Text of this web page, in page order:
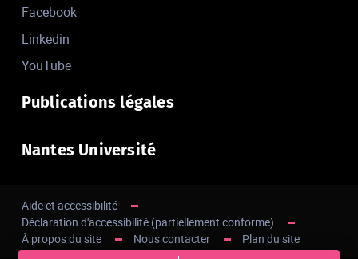
Facebook
Linkedin
YouTube
Publications légales
Nantes Université
Aide et accessibilité
Déclaration d'accessibilité (partiellement conforme)
À propos du site
Nous contacter Plan du site